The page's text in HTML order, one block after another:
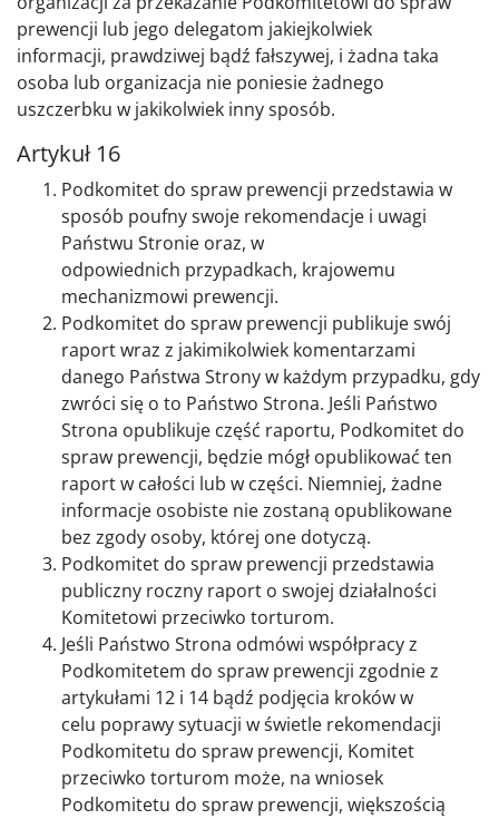
prewencji lub jego delegatom jakiejkolwiek
informacji, prawdziwej bądź fałszywej, i żadna taka
osoba lub organizacja nie poniesie żadnego
uszczerbku w jakikolwiek inny sposób.
Artykuł 16
Podkomitet do spraw prewencji przedstawia w
sposób poufny swoje rekomendacje i uwagi
Państwu Stronie oraz, w
odpowiednich przypadkach, krajowemu
mechanizmowi prewencji.
Podkomitet do spraw prewencji publikuje swój
raport wraz z jakimikolwiek komentarzami
danego Państwa Strony w każdym przypadku, gdy
zwróci się o to Państwo Strona. Jeśli Państwo
Strona opublikuje część raportu, Podkomitet do
spraw prewencji, będzie mógł opublikować ten
raport w całości lub w części. Niemniej, żadne
informacje osobiste nie zostaną opublikowane
bez zgody osoby, której one dotyczą.
Podkomitet do spraw prewencji przedstawia
publiczny roczny raport o swojej działalności
Komitetowi przeciwko torturom.
Jeśli Państwo Strona odmówi współpracy z
Podkomitetem do spraw prewencji zgodnie z
artykułami 12 i 14 bądź podjęcia kroków w
celu poprawy sytuacji w świetle rekomendacji
Podkomitetu do spraw prewencji, Komitet
przeciwko torturom może, na wniosek
Podkomitetu do spraw prewencji, większością